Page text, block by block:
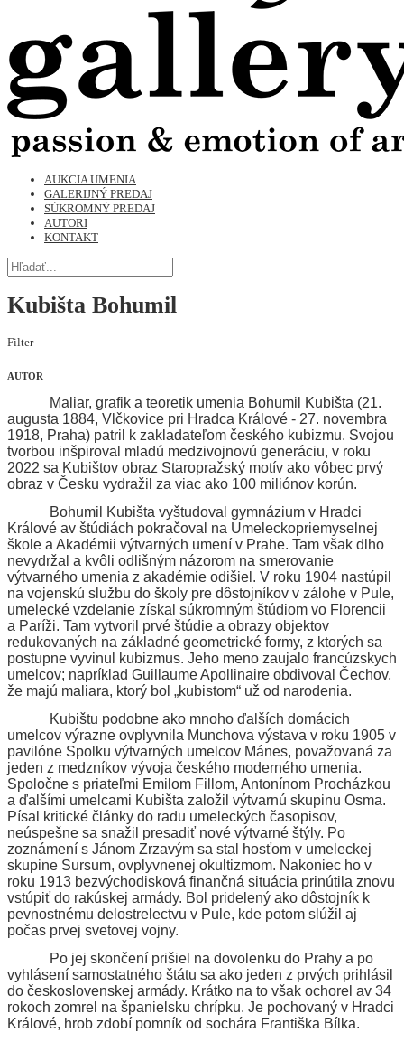
AUKCIA UMENIA
GALERIJNÝ PREDAJ
SÚKROMNÝ PREDAJ
AUTORI
KONTAKT
Kubišta Bohumil
Filter
AUTOR
Maliar, grafik a teoretik umenia Bohumil Kubišta (21.
augusta 1884, Vlčkovice pri Hradca Králové - 27. novembra
1918, Praha) patril k zakladateľom českého kubizmu. Svojou
tvorbou inšpiroval mladú medzivojnovú generáciu, v roku
2022 sa Kubištov obraz Staropražský motív ako vôbec prvý
obraz v Česku vydražil za viac ako 100 miliónov korún.
Bohumil Kubišta vyštudoval gymnázium v ​​Hradci
Králové av štúdiách pokračoval na Umeleckopriemyselnej
škole a Akadémii výtvarných umení v Prahe. Tam však dlho
nevydržal a kvôli odlišným názorom na smerovanie
výtvarného umenia z akadémie odišiel. V roku 1904 nastúpil
na vojenskú službu do školy pre dôstojníkov v zálohe v Pule,
umelecké vzdelanie získal súkromným štúdiom vo Florencii
a Paríži. Tam vytvoril prvé štúdie a obrazy objektov
redukovaných na základné geometrické formy, z ktorých sa
postupne vyvinul kubizmus. Jeho meno zaujalo francúzskych
umelcov; napríklad Guillaume Apollinaire obdivoval Čechov,
že majú maliara, ktorý bol „kubistom“ už od narodenia.
Kubištu podobne ako mnoho ďalších domácich
umelcov výrazne ovplyvnila Munchova výstava v roku 1905 v
pavilóne Spolku výtvarných umelcov Mánes, považovaná za
jeden z medzníkov vývoja českého moderného umenia.
Spoločne s priateľmi Emilom Fillom, Antonínom Procházkou
a ďalšími umelcami Kubišta založil výtvarnú skupinu Osma.
Písal kritické články do radu umeleckých časopisov,
neúspešne sa snažil presadiť nové výtvarné štýly. Po
zoznámení s Jánom Zrzavým sa stal hosťom v umeleckej
skupine Sursum, ovplyvnenej okultizmom. Nakoniec ho v
roku 1913 bezvýchodisková finančná situácia prinútila znovu
vstúpiť do rakúskej armády. Bol pridelený ako dôstojník k
pevnostnému delostrelectvu v Pule, kde potom slúžil aj
počas prvej svetovej vojny.
Po jej skončení prišiel na dovolenku do Prahy a po
vyhlásení samostatného štátu sa ako jeden z prvých prihlásil
do československej armády. Krátko na to však ochorel av 34
rokoch zomrel na španielsku chrípku. Je pochovaný v Hradci
Králové, hrob zdobí pomník od sochára Františka Bílka.